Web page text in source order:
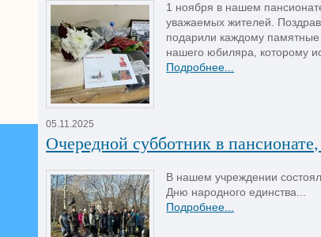
1 ноября в нашем
уважаемых жителей.
подарили каждому памятные
нашего юбиляра, которому
Подробнее...
05.11.2025
Очередной субботник в
В нашем учреждении
Дню народного единства...
Подробнее...